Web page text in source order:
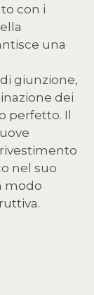
con i
una
giunzione,
dei
perfetto. Il
nel suo
modo